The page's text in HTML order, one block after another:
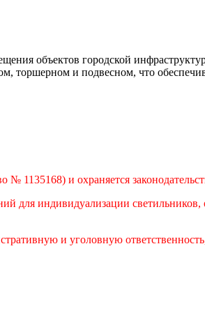
объектов городской
торшерном и подвесном, что
1135168) и охраняется
индивидуализации светильников,
и уголовную